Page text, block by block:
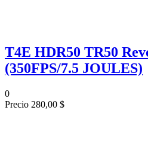
T4E HDR50 TR50
(350FPS/7.5 JOULES)
0
Precio 280,00 $